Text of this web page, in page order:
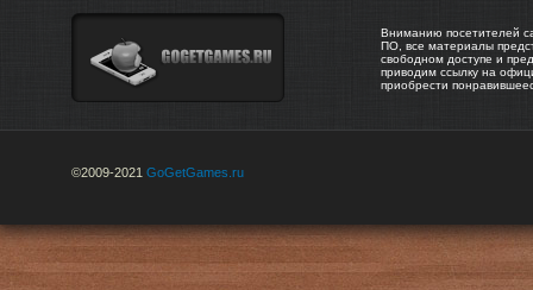
Вниманию посетителей
ПО, все материалы
свободном доступе и
приводим ссылку на
приобрести
©2009-2021 GoGetGames.ru